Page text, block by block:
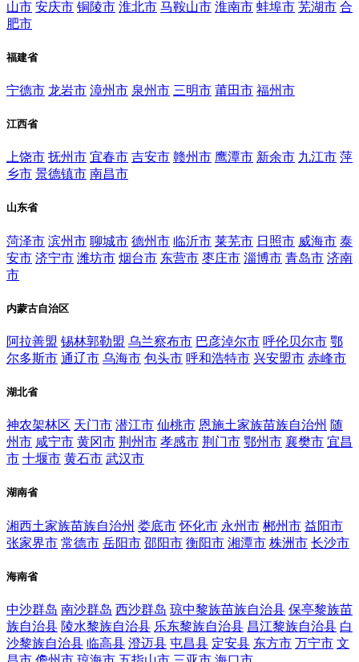
山市 安庆市 铜陵市 淮北市 马鞍山市 淮南市 蚌埠市 芜湖市 合
肥市
福建省
宁德市 龙岩市 漳州市 泉州市 三明市 莆田市 福州市
江西省
上饶市 抚州市 宜春市 吉安市 赣州市 鹰潭市 新余市 九江市 萍
乡市 景德镇市 南昌市
山东省
菏泽市 滨州市 聊城市 德州市 临沂市 莱芜市 日照市 威海市 泰
安市 济宁市 潍坊市 烟台市 东营市 枣庄市 淄博市 青岛市 济南
市
内蒙古自治区
阿拉善盟 锡林郭勒盟 乌兰察布市 巴彦淖尔市 呼伦贝尔市 鄂
尔多斯市 通辽市 乌海市 包头市 呼和浩特市 兴安盟市 赤峰市
湖北省
神农架林区 天门市 潜江市 仙桃市 恩施土家族苗族自治州 随
州市 咸宁市 黄冈市 荆州市 孝感市 荆门市 鄂州市 襄樊市 宜昌
市 十堰市 黄石市 武汉市
湖南省
湘西土家族苗族自治州 娄底市 怀化市 永州市 郴州市 益阳市
张家界市 常德市 岳阳市 邵阳市 衡阳市 湘潭市 株洲市 长沙市
海南省
中沙群岛 南沙群岛 西沙群岛 琼中黎族苗族自治县 保亭黎族苗
族自治县 陵水黎族自治县 乐东黎族自治县 昌江黎族自治县 白
沙黎族自治县 临高县 澄迈县 屯昌县 定安县 东方市 万宁市 文